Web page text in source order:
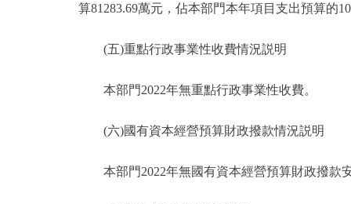
算81283.69萬元，佔本部門本年項目支出預算的
(五)重點行政事業性收費情況説明
本部門2022年無重點行政事業性收費。
(六)國有資本經營預算財政撥款情況説明
本部門2022年無國有資本經營預算財政撥款